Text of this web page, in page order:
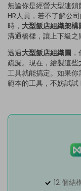
無論你是經營大型連
HR人員，若不了解公
時， 大型飯店組織架構
溝通橋樑，讓上下級之
透過大型飯店組織圖
疏漏。現在，繪製這些
工具就能搞定。如果
範本的工具，不妨試試
12 個結